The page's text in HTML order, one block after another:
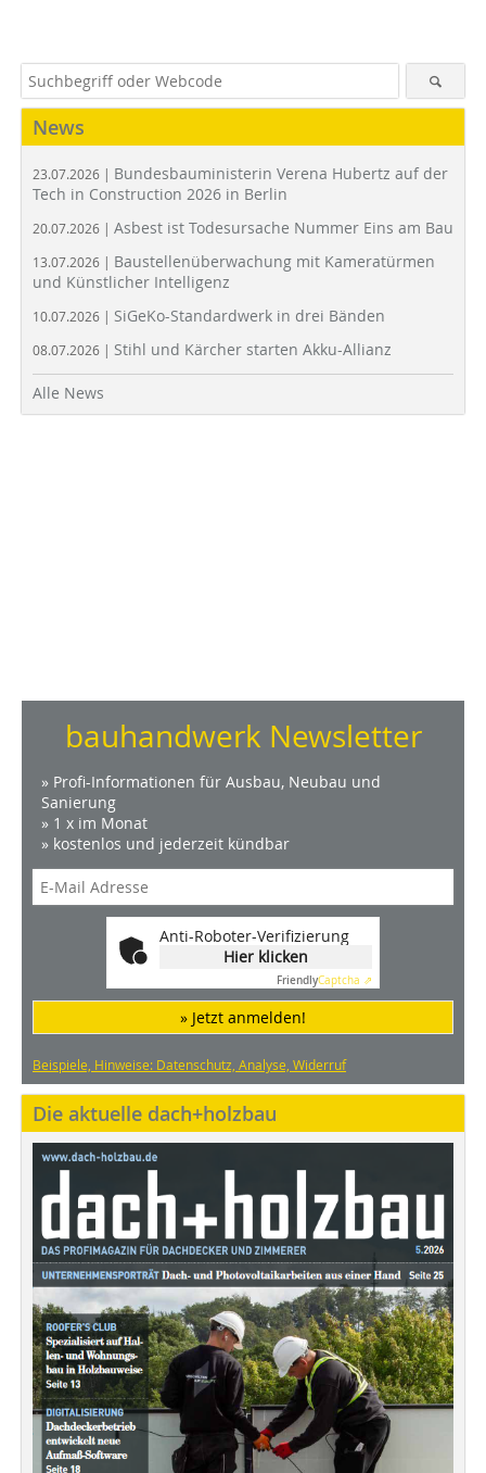
News
23.07.2026 | Bundesbauministerin Verena Hubertz auf der
Tech in Construction 2026 in Berlin
20.07.2026 | Asbest ist Todesursache Nummer Eins am Bau
13.07.2026 | Baustellenüberwachung mit Kameratürmen
und Künstlicher Intelligenz
10.07.2026 | SiGeKo-Standardwerk in drei Bänden
08.07.2026 | Stihl und Kärcher starten Akku-Allianz
Alle News
bauhandwerk Newsletter
» Profi-Informationen für Ausbau, Neubau und
Sanierung
» 1 x im Monat
» kostenlos und jederzeit kündbar
Anti-Roboter-Verifizierung
Hier klicken
FriendlyCaptcha ⇗
» Jetzt anmelden!
Beispiele, Hinweise: Datenschutz, Analyse, Widerruf
Die aktuelle dach+holzbau